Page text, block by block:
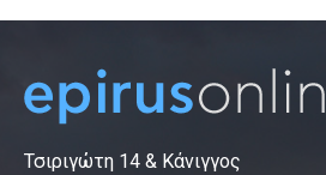
Τσιριγώτη 14 & Κάνιγγος